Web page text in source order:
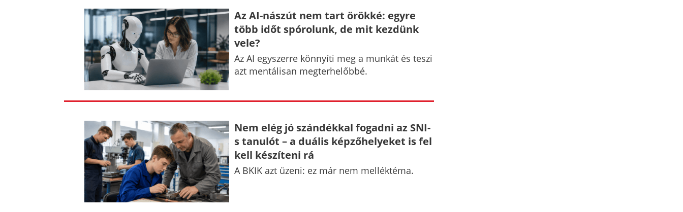
Az AI-nászút nem tart örökké: egyre
több időt spórolunk, de mit kezdünk
vele?
Az AI egyszerre könnyíti meg a munkát és teszi
azt mentálisan megterhelőbbé.
Nem elég jó szándékkal fogadni az SNI-
s tanulót – a duális képzőhelyeket is fel
kell készíteni rá
A BKIK azt üzeni: ez már nem melléktéma.